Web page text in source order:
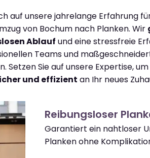
auf unsere jahrelange Erfahrung
von Bochum nach Planken. Wir
Ablauf und eine stressfreie
Teams und
Setzen Sie auf unsere Expertise,
und effizient an Ihr neues
Reibungsloser
Garantiert ein nahtloser
Planken ohne